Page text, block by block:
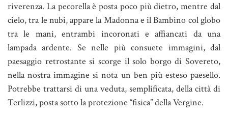
riverenza. La pecorella è posta poco più dietro, mentre dal
cielo, tra le nubi, appare la Madonna e il Bambino col globo
tra le mani, entrambi incoronati e affiancati da una
lampada ardente. Se nelle più consuete immagini, dal
paesaggio retrostante si scorge il solo borgo di Sovereto,
nella nostra immagine si nota un ben più esteso paesello.
Potrebbe trattarsi di una veduta, semplificata, della città di
Terlizzi, posta sotto la protezione “fisica” della Vergine.